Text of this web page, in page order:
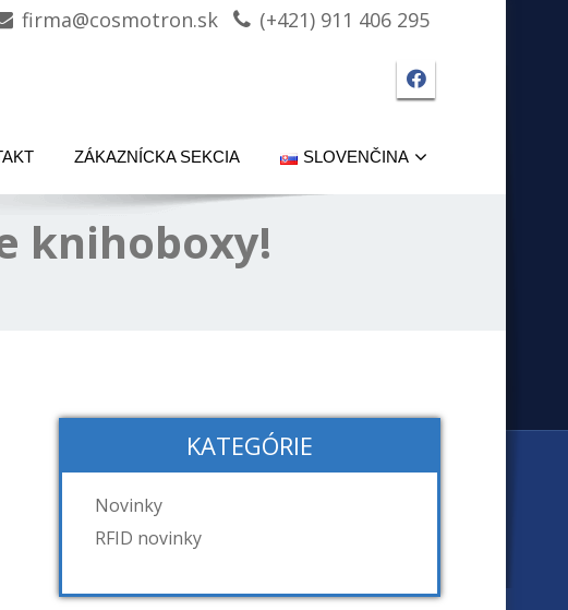
firma@cosmotron.sk (+421) 911 406 295
Facebook
ZÁKAZNÍCKA SEKCIA SLOVENČINA
knihoboxy!
KATEGÓRIE
Novinky
RFID novinky